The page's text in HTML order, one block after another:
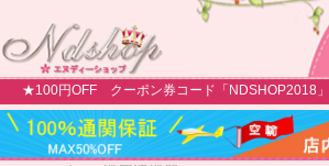
★100円OFF クーポン券コード「NDSHOP2018」